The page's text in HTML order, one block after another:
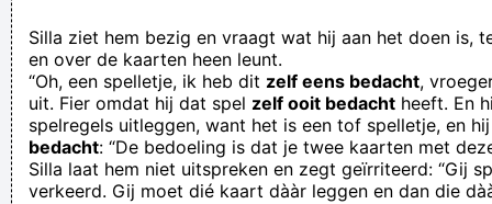
Silla ziet hem bezig en vraagt wat hij aan het doen is,
en over de kaarten heen leunt.
“Oh, een spelletje, ik heb dit zelf eens bedacht,
uit. Fier omdat hij dat spel zelf ooit bedacht heeft. En
spelregels uitleggen, want het is een tof spelletje, en
bedacht: “De bedoeling is dat je twee kaarten met
Silla laat hem niet uitspreken en zegt geïrriteerd: “Gij
verkeerd. Gij moet dié kaart dààr leggen en dan die